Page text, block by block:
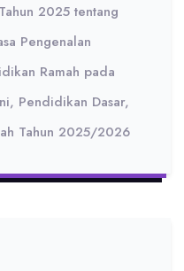
2025 tentang
Pengenalan
Ramah pada
Pendidikan Dasar,
Tahun 2025/2026